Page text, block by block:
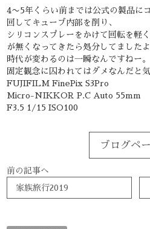
4〜5年くらい前までは公式の製品に
回 してキューブ内部を削り、
シリコンスプレーをかけて回転を軽
が無くなってきたら処分してましたよ
時代が変わるのは一瞬なんですねー。
固定観念に囚われてはダメなんだと
FUJIFILM FinePix S3Pro
Micro-NIKKOR P.C Auto 55mm
F3.5 1/15 ISO100
ブログペ
前の記事へ
家族旅行2019